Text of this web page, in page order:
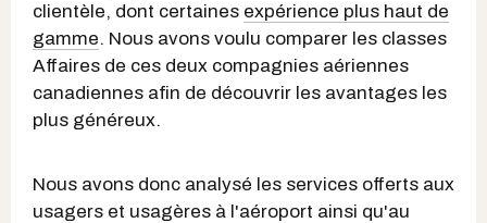
clientèle, dont certaines expérience plus haut de
gamme. Nous avons voulu comparer les classes
Affaires de ces deux compagnies aériennes
canadiennes afin de découvrir les avantages les
plus généreux.
Nous avons donc analysé les services offerts aux
usagers et usagères à l'aéroport ainsi qu'au